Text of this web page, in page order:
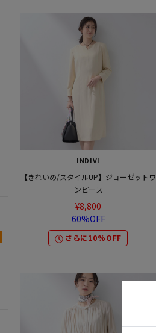
INDIVI
【きれいめ/スタイルUP】ジョーゼットワ
ンピース
¥8,800
60%OFF
さらに10%OFF